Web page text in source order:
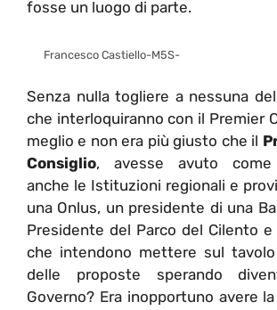
fosse un luogo di parte.
Francesco Castiello-M5S-
Senza nulla togliere a nessuna
che interloquiranno con il Premier
meglio e non era più giusto che il
Consiglio, avesse avuto come
anche le Istituzioni regionali e
una Onlus, un presidente di una
Presidente del Parco del Cilento e
che intendono mettere sul
delle proposte sperando
Governo? Era inopportuno avere